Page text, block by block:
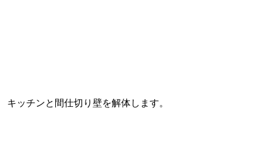
キッチンと間仕切り壁を解体します。